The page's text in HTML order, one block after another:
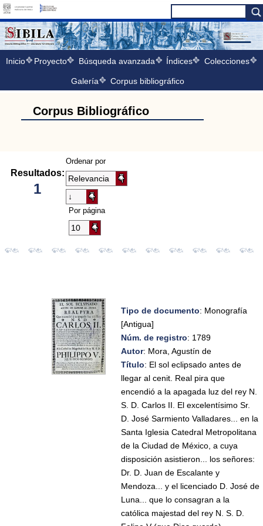
Inicio Proyecto Búsqueda avanzada Índices Colecciones
Galería Corpus bibliográfico
Corpus Bibliográfico
Resultados:
1
Ordenar por
Por página
Tipo de documento: Monografía
[Antigua]
Núm. de registro: 1789
Autor: Mora, Agustín de
Título: El sol eclipsado antes de
llegar al cenit. Real pira que
encendió a la apagada luz del rey N.
S. D. Carlos II. El excelentísimo Sr.
D. José Sarmiento Valladares... en la
Santa Iglesia Catedral Metropolitana
de la Ciudad de México, a cuya
disposición asistieron... los señores:
Dr. D. Juan de Escalante y
Mendoza... y el licenciado D. José de
Luna... que lo consagran a la
católica majestad del rey N. S. D.